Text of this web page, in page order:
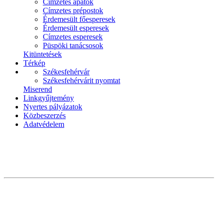
Címzetes apátok
Címzetes prépostok
Érdemesült főesperesek
Érdemesült esperesek
Címzetes esperesek
Püspöki tanácsosok
Kitüntetések
Térkép
Székesfehérvár
Székesfehérvárit nyomtat
Miserend
Linkgyűjtemény
Nyertes pályázatok
Közbeszerzés
Adatvédelem